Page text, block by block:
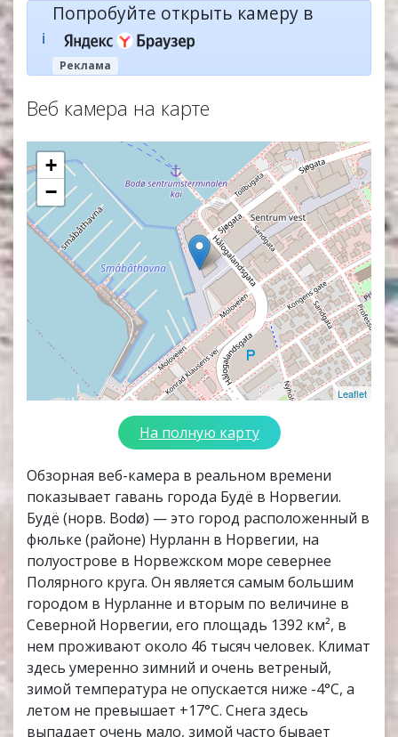
ℹ️
Попробуйте открыть камеру в
Реклама
Веб камера на карте
+
−
Leaflet
На полную карту
Обзорная веб-камера в реальном времени
показывает гавань города Будё в Норвегии.
Будё (норв. Bodø) — это город расположенный в
фюльке (районе) Нурланн в Норвегии, на
полуострове в Норвежском море севернее
Полярного круга. Он является самым большим
городом в Нурланне и вторым по величине в
Северной Норвегии, его площадь 1392 км², в
нем проживают около 46 тысяч человек. Климат
здесь умеренно зимний и очень ветреный,
зимой температура не опускается ниже -4°C, а
летом не превышает +17°C. Снега здесь
выпадает очень мало, зимой часто бывает